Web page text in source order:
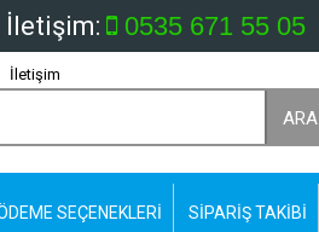
İletişim: 0535 671 55 05
İletişim
ARA
SEÇENEKLERİ SİPARİŞ TAKİBİ